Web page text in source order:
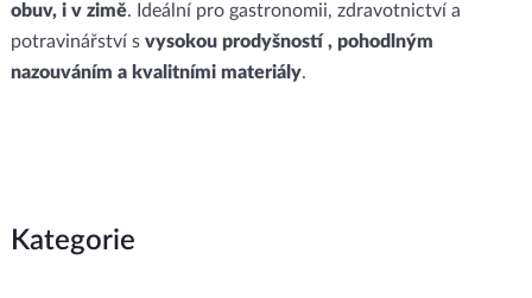
obuv, i v zimě. Ideální pro gastronomii, zdravotnictví a
potravinářství s vysokou prodyšností , pohodlným
nazouváním a kvalitními materiály.
Kategorie